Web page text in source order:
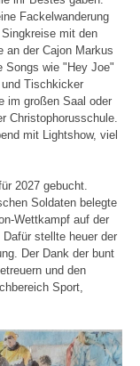
Fackelwanderung
mit den
an der Cajon Markus
Songs wie "Hey Joe"
Tischkicker
im großen Saal oder
Christophorusschule.
mit Lightshow, viel
2027 gebucht.
Soldaten belegte
Wettkampf auf der
stellte heuer der
Der Dank der bunt
und den
Sport,